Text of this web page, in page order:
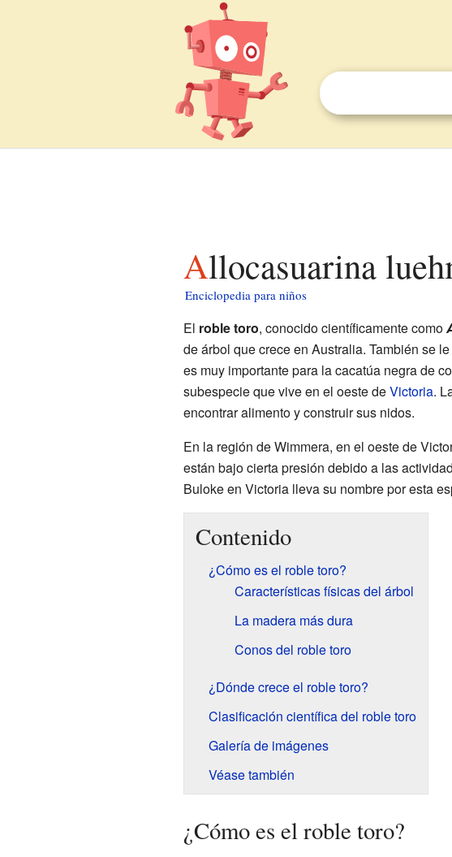
Allocasuarina
Enciclopedia para niños
El roble toro, conocido científicamente como
de árbol que crece en Australia. También se
es muy importante para la cacatúa negra de
subespecie que vive en el oeste deVictoria.
encontrar alimento y construir sus nidos.
En la región de Wimmera, en el oeste de
están bajo cierta presión debido a las
Buloke en Victoria lleva su nombre por esta
Contenido
¿Cómo es el roble toro?
Características físicas del árbol
La madera más dura
Conos del roble toro
¿Dónde crece el roble toro?
Clasificación científica del roble toro
Galería de imágenes
Véase también
¿Cómo es el roble toro?